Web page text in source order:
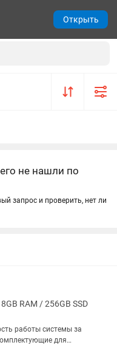
не нашли по
запрос и проверить, нет ли
RAM / 256GB SSD
работы системы за
для
Открыть